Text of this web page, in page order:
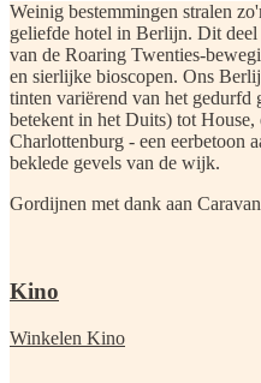
Weinig bestemmingen stralen
geliefde hotel in Berlijn. Dit
van de Roaring Twenties-
en sierlijke bioscopen. Ons
tinten variërend van het
betekent in het Duits) tot
Charlottenburg - een eerbetoon
beklede gevels van de wijk.
Gordijnen met dank aan
Kino
Winkelen Kino